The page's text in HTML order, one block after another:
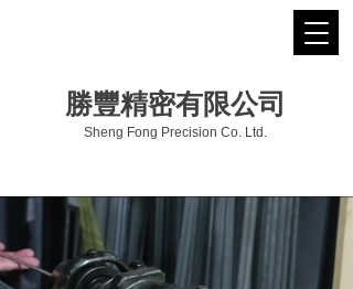
勝豐精密有限公司
Sheng Fong Precision Co. Ltd.